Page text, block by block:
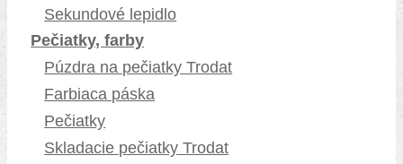
Sekundové lepidlo
Pečiatky, farby
Púzdra na pečiatky Trodat
Farbiaca páska
Pečiatky
Skladacie pečiatky Trodat